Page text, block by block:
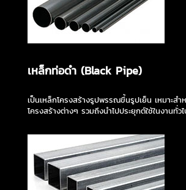
เหล็กท่อดำ (Black Pipe)
เป็นเหล็กโครงสร้างรูปพรรณขึ้นรูปเย็น เหมาะส
โครงสร้างต่างๆ รวมถึงนำไปประยุกต์ใช้ในงานทั่ว